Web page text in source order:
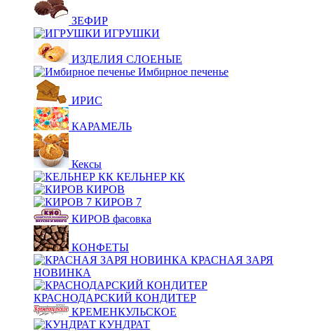
ЗЕФИР
ИГРУШКИ
ИЗДЕЛИЯ СЛОЕНЫЕ
Имбирное печенье
ИРИС
КАРАМЕЛЬ
Кексы
КЕЛЬНЕР КК
КИРОВ
КИРОВ 7
КИРОВ фасовка
КОНФЕТЫ
КРАСНАЯ ЗАРЯ
НОВИНКА
КРАСНОДАРСКИЙ КОНДИТЕР
КРЕМЕНКУЛЬСКОЕ
КУНДРАТ